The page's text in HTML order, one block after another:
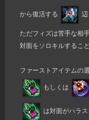
から復活する
ただフィズは苦手な相
対面をソロキルするこ
ファーストアイテムの
もしくは
は対面がハラ